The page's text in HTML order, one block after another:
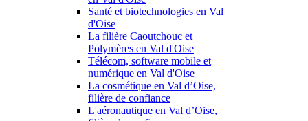
Santé et biotechnologies en Val
d'Oise
La filière Caoutchouc et
Polymères en Val d'Oise
Télécom, software mobile et
numérique en Val d'Oise
La cosmétique en Val d’Oise,
filière de confiance
L'aéronautique en Val d’Oise,